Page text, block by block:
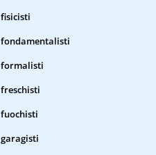
fisicisti
fondamentalisti
formalisti
freschisti
fuochisti
garagisti